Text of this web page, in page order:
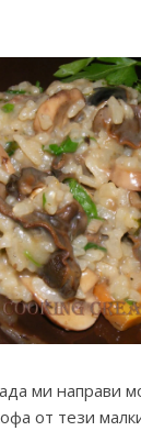
ми направи
от тези